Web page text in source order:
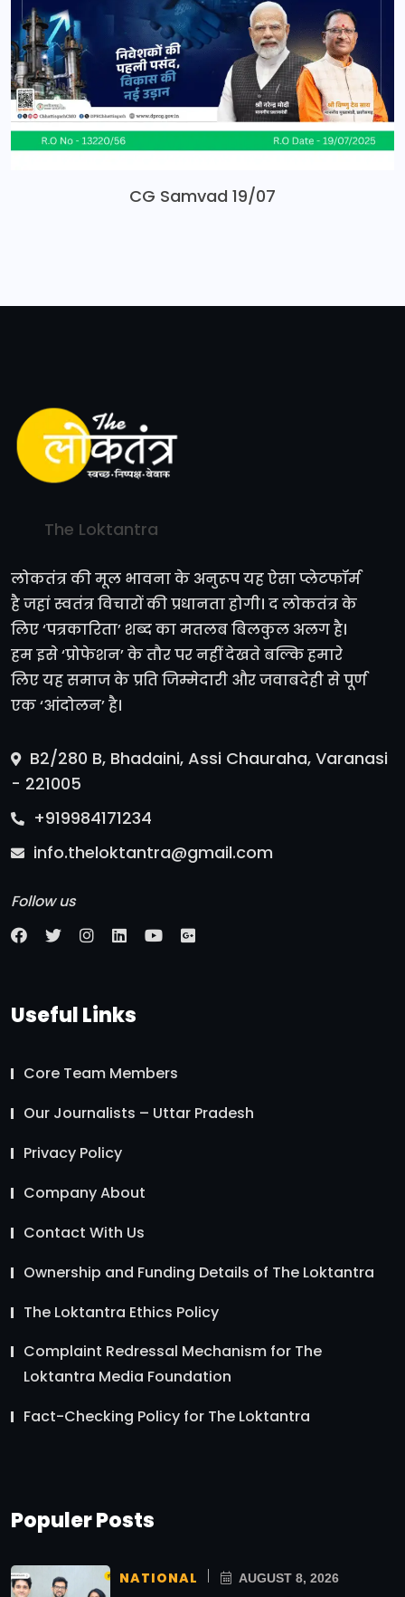
CG Samvad 19/07
The Loktantra
लोकतंत्र की मूल भावना के अनुरूप यह ऐसा प्लेटफॉर्म
है जहां स्वतंत्र विचारों की प्रधानता होगी। द लोकतंत्र के
लिए ‘पत्रकारिता’ शब्द का मतलब बिलकुल अलग है।
हम इसे ‘प्रोफेशन’ के तौर पर नहीं देखते बल्कि हमारे
लिए यह समाज के प्रति जिम्मेदारी और जवाबदेही से पूर्ण
एक ‘आंदोलन’ है।
B2/280 B, Bhadaini, Assi Chauraha, Varanasi
- 221005
+919984171234
info.theloktantra@gmail.com
Follow us
Useful Links
Core Team Members
Our Journalists – Uttar Pradesh
Privacy Policy
Company About
Contact With Us
Ownership and Funding Details of The Loktantra
The Loktantra Ethics Policy
Complaint Redressal Mechanism for The
Loktantra Media Foundation
Fact-Checking Policy for The Loktantra
Populer Posts
NATIONAL AUGUST 8, 2026